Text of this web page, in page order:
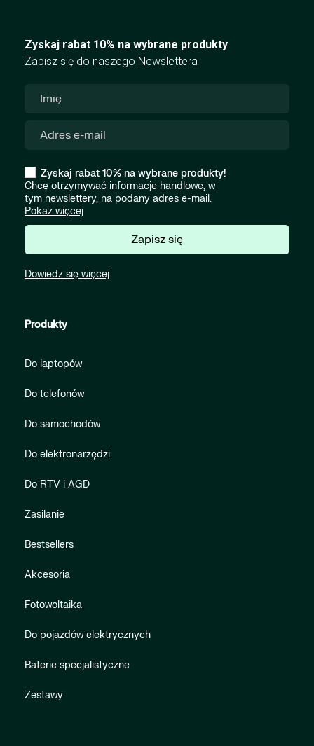
Zyskaj rabat 10% na wybrane produkty
Zapisz się do naszego Newslettera
Zyskaj rabat 10% na wybrane produkty!
Chcę otrzymywać informacje handlowe, w
tym newslettery, na podany adres e-mail.
Pokaż więcej
Zapisz się
Dowiedz się więcej
Produkty
Do laptopów
Do telefonów
Do samochodów
Do elektronarzędzi
Do RTV i AGD
Zasilanie
Bestsellers
Akcesoria
Fotowoltaika
Do pojazdów elektrycznych
Baterie specjalistyczne
Zestawy